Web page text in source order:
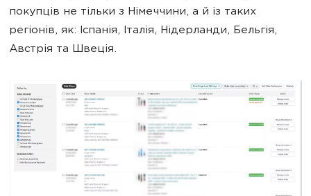
покупців не тільки з Німеччини, а й із таких
регіонів, як: Іспанія, Італія, Нідерланди, Бельгія,
Австрія та Швеція.